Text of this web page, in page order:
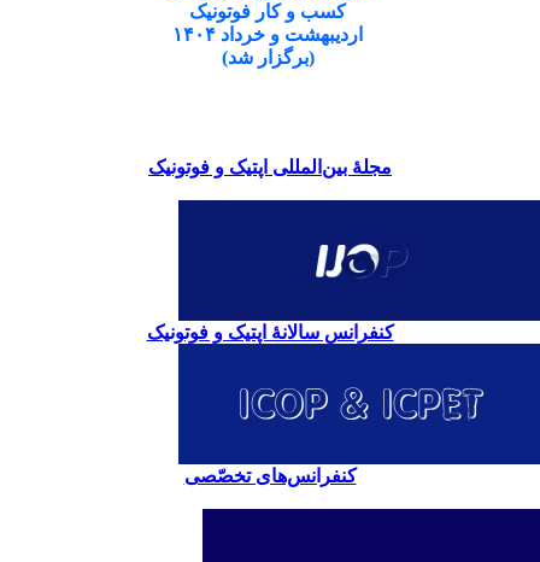
کسب و کار فوتونیک
اردیبهشت و خرداد ۱۴۰۴
(برگزار شد)
مجلۀ بین‌المللی اپتیک و فوتونیک
کنفرانس سالانۀ اپتیک و فوتونیک
کنفرانس‌های تخصّصی